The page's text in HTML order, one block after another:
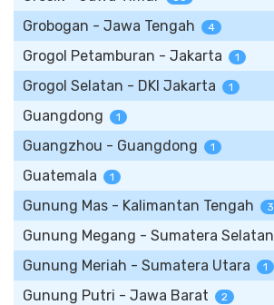
Grobogan - Jawa Tengah 4
Grogol Petamburan - Jakarta 1
Grogol Selatan - DKI Jakarta 1
Guangdong 1
Guangzhou - Guangdong 1
Guatemala 1
Gunung Mas - Kalimantan Tengah 3
Gunung Megang - Sumatera Selatan
Gunung Meriah - Sumatera Utara 1
Gunung Putri - Jawa Barat 2